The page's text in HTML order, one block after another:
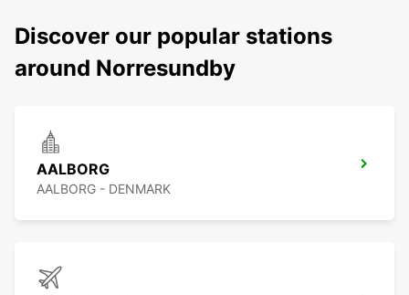
Discover our popular stations
around Norresundby
AALBORG
AALBORG - DENMARK